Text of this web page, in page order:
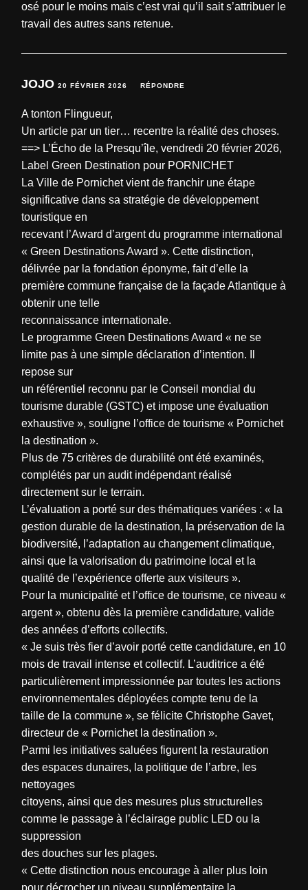
osé pour le moins mais c’est vrai qu’il sait s’attribuer le
travail des autres sans retenue.
JOJO20 FÉVRIER 2026 RÉPONDRE
A tonton Flingueur,
Un article par un tier… recentre la réalité des choses.
==> L’Écho de la Presqu’île, vendredi 20 février 2026,
Label Green Destination pour PORNICHET
La Ville de Pornichet vient de franchir une étape
significative dans sa stratégie de développement
touristique en
recevant l’Award d’argent du programme international
« Green Destinations Award ». Cette distinction,
délivrée par la fondation éponyme, fait d’elle la
première commune française de la façade Atlantique à
obtenir une telle
reconnaissance internationale.
Le programme Green Destinations Award « ne se
limite pas à une simple déclaration d’intention. Il
repose sur
un référentiel reconnu par le Conseil mondial du
tourisme durable (GSTC) et impose une évaluation
exhaustive », souligne l’office de tourisme « Pornichet
la destination ».
Plus de 75 critères de durabilité ont été examinés,
complétés par un audit indépendant réalisé
directement sur le terrain.
L’évaluation a porté sur des thématiques variées : « la
gestion durable de la destination, la préservation de la
biodiversité, l’adaptation au changement climatique,
ainsi que la valorisation du patrimoine local et la
qualité de l’expérience offerte aux visiteurs ».
Pour la municipalité et l’office de tourisme, ce niveau «
argent », obtenu dès la première candidature, valide
des années d’efforts collectifs.
« Je suis très fier d’avoir porté cette candidature, en 10
mois de travail intense et collectif. L’auditrice a été
particulièrement impressionnée par toutes les actions
environnementales déployées compte tenu de la
taille de la commune », se félicite Christophe Gavet,
directeur de « Pornichet la destination ».
Parmi les initiatives saluées figurent la restauration
des espaces dunaires, la politique de l’arbre, les
nettoyages
citoyens, ainsi que des mesures plus structurelles
comme le passage à l’éclairage public LED ou la
suppression
des douches sur les plages.
« Cette distinction nous encourage à aller plus loin